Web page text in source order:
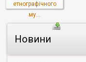
Новини
етнографічного
му...